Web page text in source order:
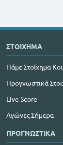
ΣΤΟΙΧΗΜΑ
Πάμε Στοίχημα
Προγνωστικά
Live Score
Αγώνες Σήμερα
ΠΡΟΓΝΩΣΤΙΚΑ